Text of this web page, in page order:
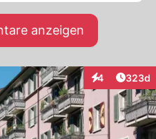
anzeigen
4
Interaktionen
323d